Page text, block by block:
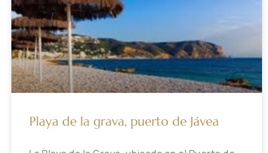
Playa de la grava, puerto de Jávea